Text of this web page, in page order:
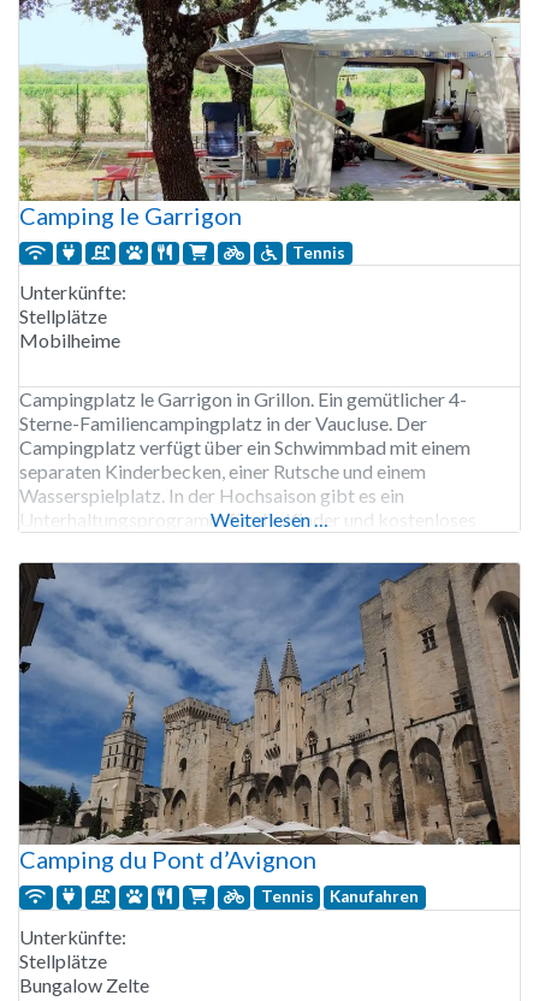
Camping le Garrigon
Tennis
Unterkünfte:
Stellplätze
Mobilheime
Campingplatz le Garrigon in Grillon. Ein gemütlicher 4-
Sterne-Familiencampingplatz in der Vaucluse. Der
Campingplatz verfügt über ein Schwimmbad mit einem
separaten Kinderbecken, einer Rutsche und einem
Wasserspielplatz. In der Hochsaison gibt es ein
Unterhaltungsprogramm für die Kinder und kostenloses
gibt mehrere Radtouren in der Umgebung und viele schöne
Dörfer zu erkunden. Fahrradverleih auf
Weiterlesen …
Camping du Pont d’Avignon
Tennis Kanufahren
Unterkünfte:
Stellplätze
Bungalow Zelte